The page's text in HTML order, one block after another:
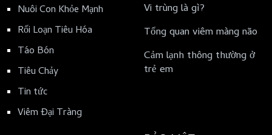
Nuôi Con Khỏe Mạnh
Rối Loạn Tiêu Hóa
Táo Bón
Tiêu Chảy
Tin tức
Viêm Đại Tràng
Vi trùng là gì?
Tổng quan viêm màng não
Cảm lạnh thông thường ở
trẻ em